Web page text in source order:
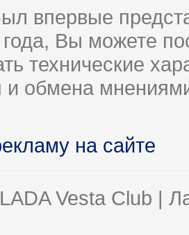
впервые
года, Вы можете
технические
обмена
на сайте
Vesta Club |